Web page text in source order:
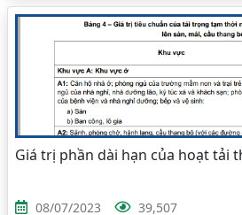
Giá trị phần dài hạn của hoạt tải
08/07/2023 39,507